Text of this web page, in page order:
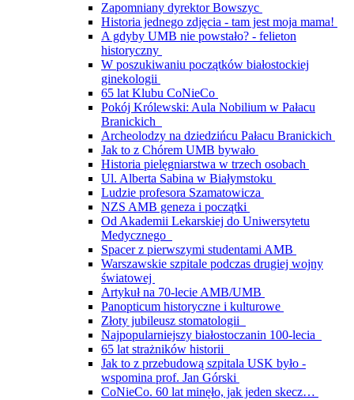
Zapomniany dyrektor Bowszyc
Historia jednego zdjęcia - tam jest moja mama!
A gdyby UMB nie powstało? - felieton
historyczny
W poszukiwaniu początków białostockiej
ginekologii
65 lat Klubu CoNieCo
Pokój Królewski: Aula Nobilium w Pałacu
Branickich
Archeolodzy na dziedzińcu Pałacu Branickich
Jak to z Chórem UMB bywało
Historia pielęgniarstwa w trzech osobach
Ul. Alberta Sabina w Białymstoku
Ludzie profesora Szamatowicza
NZS AMB geneza i początki
Od Akademii Lekarskiej do Uniwersytetu
Medycznego
Spacer z pierwszymi studentami AMB
Warszawskie szpitale podczas drugiej wojny
światowej
Artykuł na 70-lecie AMB/UMB
Panopticum historyczne i kulturowe
Złoty jubileusz stomatologii
Najpopularniejszy białostoczanin 100-lecia
65 lat strażników historii
Jak to z przebudową szpitala USK było -
wspomina prof. Jan Górski
CoNieCo. 60 lat minęło, jak jeden skecz…